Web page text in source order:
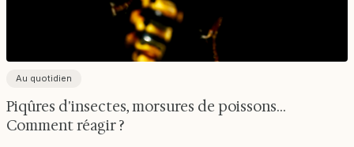
Au quotidien
Piqûres d'insectes, morsures de poissons...
Comment réagir ?